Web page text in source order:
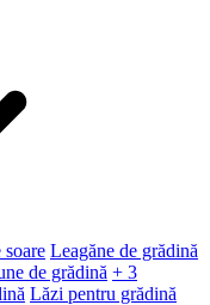
Leagăne de grădină
de grădină + 3
Lăzi pentru grădină